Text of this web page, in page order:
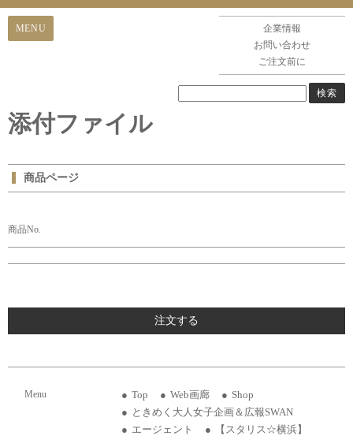
企業情報
お問い合わせ
ご注文前に
添付ファイル
商品ページ
商品No.
注文する
Menu Top Web画廊
Shop
ときめく大人女子企画＆広報SWAN
エージェント
【スタリス☆横浜】